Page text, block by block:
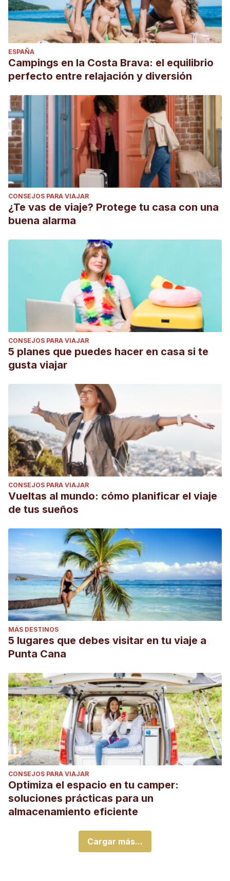
ESPAÑA
Campings en la Costa Brava: el equilibrio
perfecto entre relajación y diversión
CONSEJOS PARA VIAJAR
¿Te vas de viaje? Protege tu casa con una
buena alarma
CONSEJOS PARA VIAJAR
5 planes que puedes hacer en casa si te
gusta viajar
CONSEJOS PARA VIAJAR
Vueltas al mundo: cómo planificar el viaje
de tus sueños
MÁS DESTINOS
5 lugares que debes visitar en tu viaje a
Punta Cana
CONSEJOS PARA VIAJAR
Optimiza el espacio en tu camper:
soluciones prácticas para un
almacenamiento eficiente
Cargar más...